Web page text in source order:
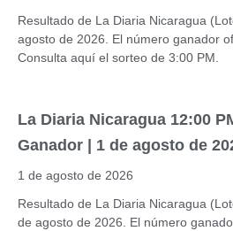
Resultado de La Diaria Nicaragua
agosto de 2026. El número ganador
Consulta aquí el sorteo de 3:00 PM.
La Diaria Nicaragua 12:00
Ganador | 1 de agosto de
1 de agosto de 2026
Resultado de La Diaria Nicaragua
de agosto de 2026. El número